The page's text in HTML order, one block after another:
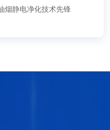
烟静电净化技术先锋